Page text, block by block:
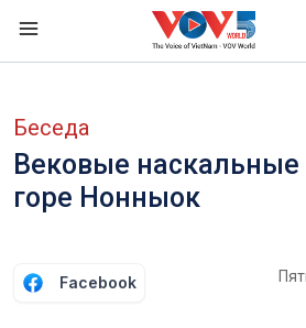
Беседа
Вековые наскальные
горе Нонныок
Facebook